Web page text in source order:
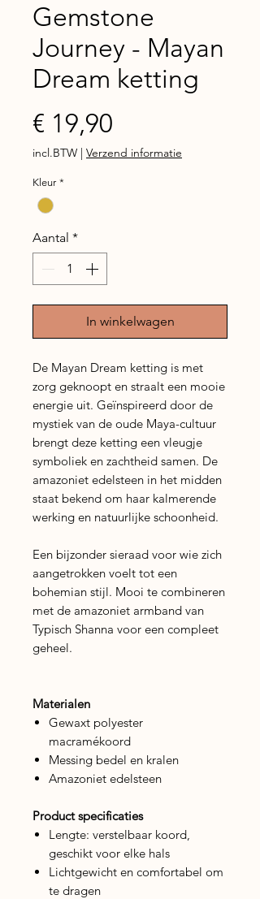
Gemstone
Journey - Mayan
Dream ketting
€ 19,90
incl.BTW | Verzend informatie
Kleur *
Aantal *
In winkelwagen
De Mayan Dream ketting is met
zorg geknoopt en straalt een mooie
energie uit. Geïnspireerd door de
mystiek van de oude Maya-cultuur
brengt deze ketting een vleugje
symboliek en zachtheid samen. De
amazoniet edelsteen in het midden
staat bekend om haar kalmerende
werking en natuurlijke schoonheid.
Een bijzonder sieraad voor wie zich
aangetrokken voelt tot een
bohemian stijl. Mooi te combineren
met de amazoniet armband van
Typisch Shanna voor een compleet
geheel.
Materialen
Gewaxt polyester
macramékoord
Messing bedel en kralen
Amazoniet edelsteen
Product specificaties
Lengte: verstelbaar koord,
geschikt voor elke hals
Lichtgewicht en comfortabel om
te dragen